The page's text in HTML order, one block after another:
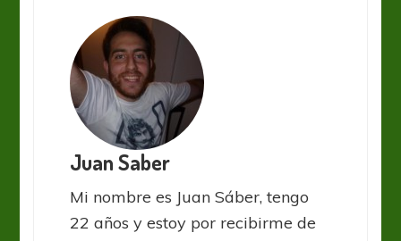
Juan Saber
Mi nombre es Juan Sáber, tengo
22 años y estoy por recibirme de